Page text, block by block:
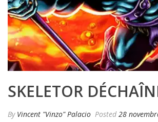
SKELETOR
By Vincent "Vinzo" Palacio Posted 28